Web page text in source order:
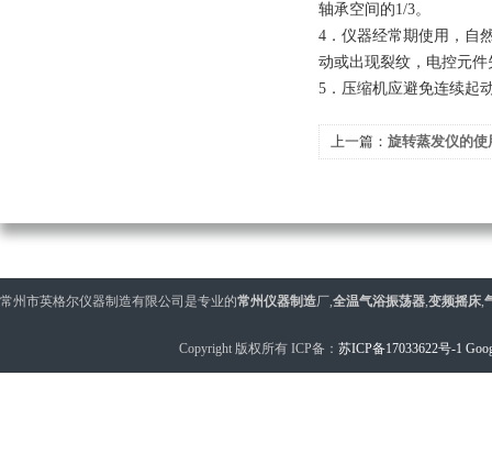
轴承空间的1/3。
4 ．仪器经常期使用，自
动或出现裂纹，电控元
5 ．压缩机应避免连续起
上一篇： 旋转蒸发仪的
常州市英格尔仪器制造有限公司是专业的常州仪器制造厂,全温气浴振荡器,变频摇床,
Copyright 版权所有 ICP备： 苏ICP备17033622号-1